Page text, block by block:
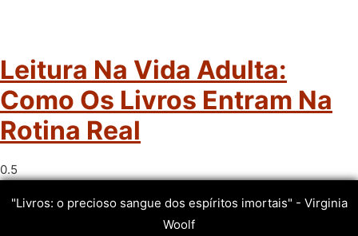
Leitura Na Vida Adulta:
Como Os Livros Entram Na
Rotina Real
"Livros: o precioso sangue dos espíritos imortais" - Virginia
Woolf